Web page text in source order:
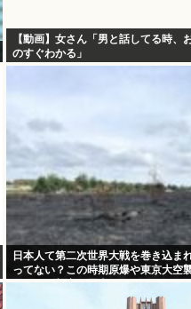
【動画】女さん「男と話してる時、
のすぐわかる」
日本人て第二次世界大戦を巻き込ま
ってない？この時期原爆や東京大空
れるけど加害の歴史は？